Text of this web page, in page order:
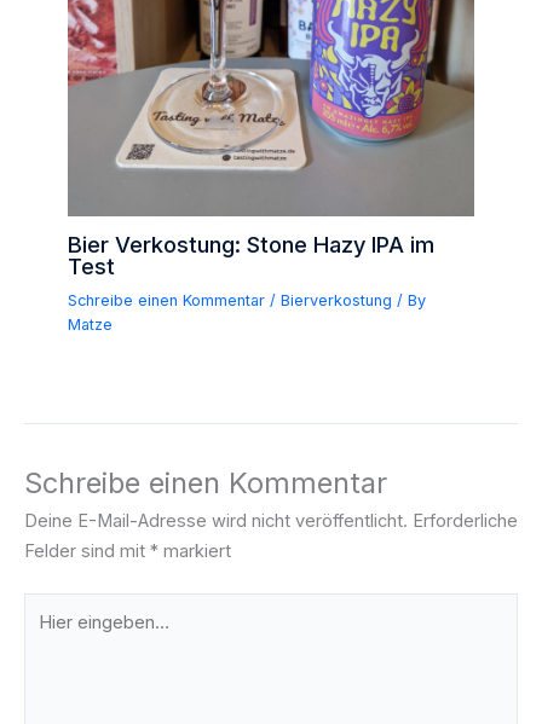
Bier Verkostung: Stone Hazy IPA im
Test
Schreibe einen Kommentar /Bierverkostung / By
Matze
Schreibe einen Kommentar
Deine E-Mail-Adresse wird nicht veröffentlicht. Erforderliche
Felder sind mit * markiert
eingeben…